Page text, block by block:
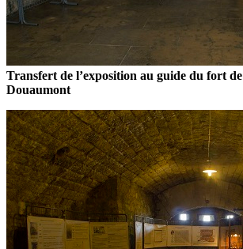
Transfert de l’exposition au guide du fort de
Douaumont